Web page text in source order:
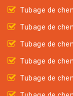
Tubage de
Tubage de
Tubage de
Tubage de
Tubage de